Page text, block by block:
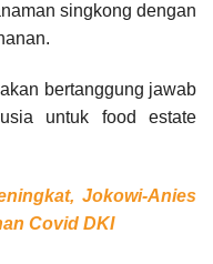
singkong dengan
bertanggung jawab
untuk food estate
Jokowi-Anies
Covid DKI